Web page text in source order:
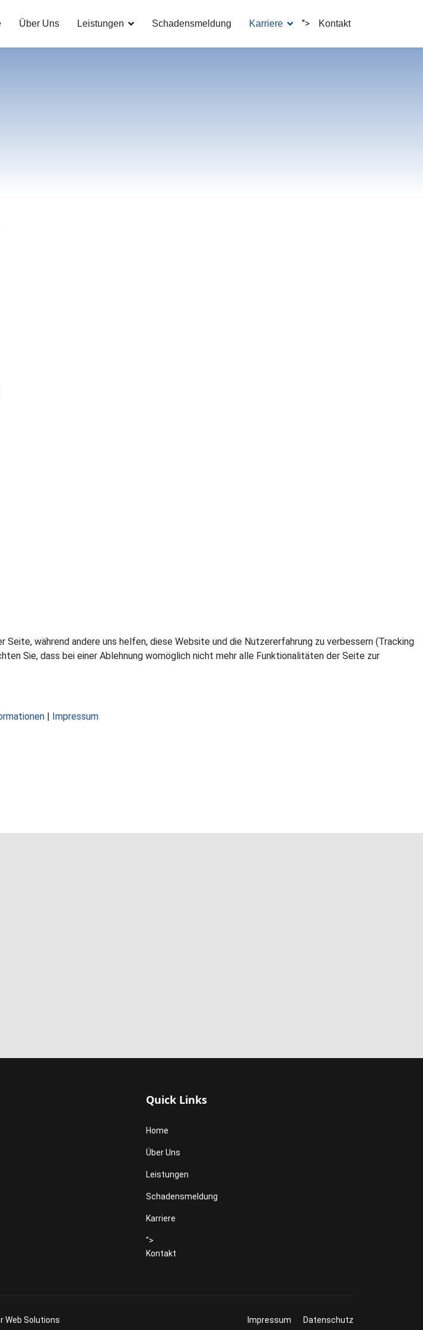
Über Uns Leistungen Schadensmeldung Karriere "> Kontakt
Quick Links
Home
Über Uns
Leistungen
Schadensmeldung
Karriere
">
Kontakt
Web Solutions Impressum Datenschutz
während andere uns helfen, diese Website und die Nutzererfahrung zu verbessern (Tracking
Sie, dass bei einer Ablehnung womöglich nicht mehr alle Funktionalitäten der Seite zur
| Impressum